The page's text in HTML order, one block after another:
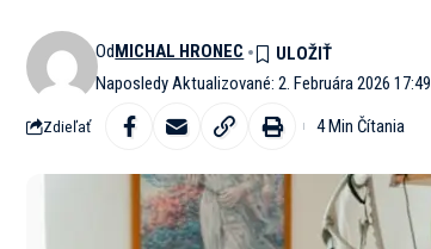
Naposledy Aktualizované: 2. Februára 2026 17:49
OdMICHAL HRONEC
Zdieľať 4 Min Čítania